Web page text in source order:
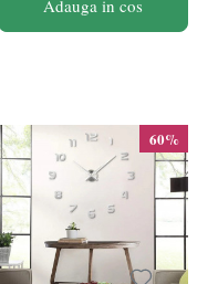
Adauga in cos
60%